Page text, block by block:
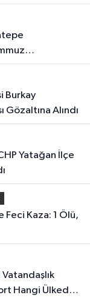
Gözaltına Alındı
Hangi Ülkede,